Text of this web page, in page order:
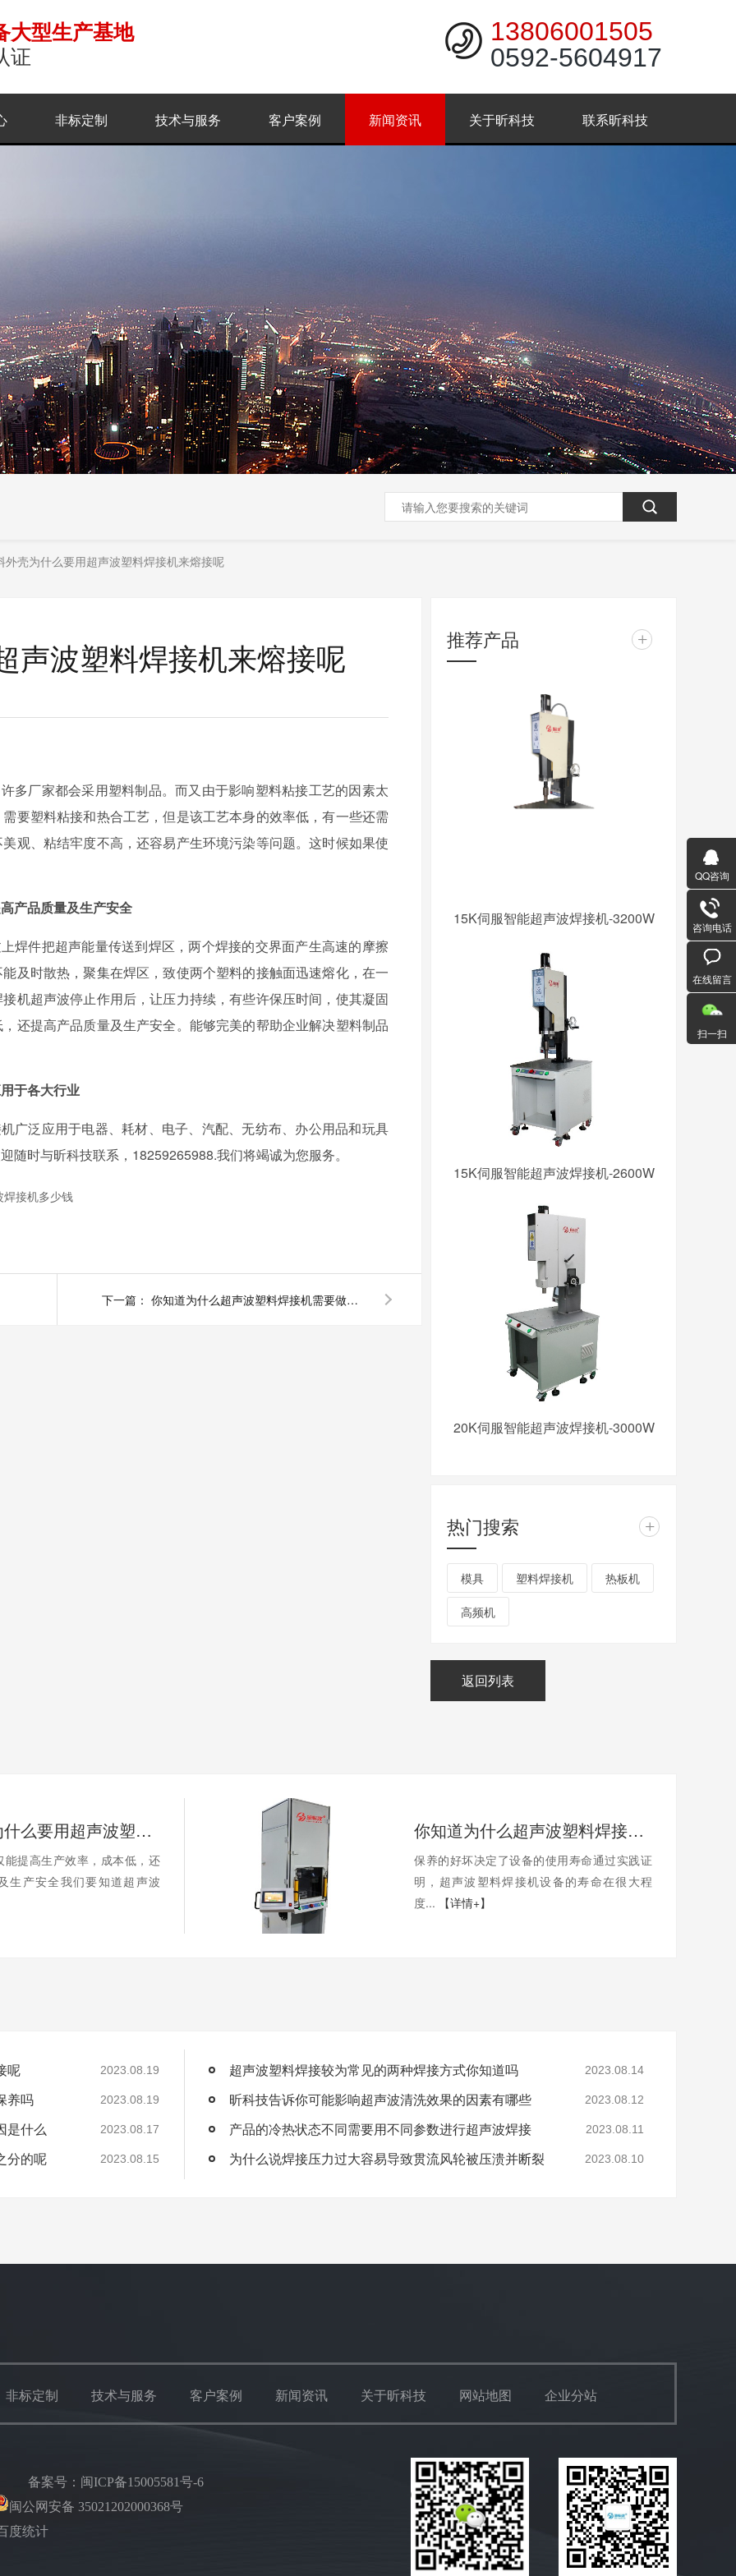
大型生产基地
证
13806001505
0592-5604917
非标定制 技术与服务 客户案例 新闻资讯 关于昕科技 联系昕科技
外壳为什么要用超声波塑料焊接机来熔接呢
声波塑料焊接机来熔接呢
多厂家都会采用塑料制品。而又由于影响塑料粘接工艺的因素太
要塑料粘接和热合工艺，但是该工艺本身的效率低，有一些还需
观、粘结牢度不高，还容易产生环境污染等问题。这时候如果使
产品质量及生产安全
焊件把超声能量传送到焊区，两个焊接的交界面产生高速的摩擦
及时散热，聚集在焊区，致使两个塑料的接触面迅速熔化，在一
机超声波停止作用后，让压力持续，有些许保压时间，使其凝固
还提高产品质量及生产安全。能够完美的帮助企业解决塑料制品
于各大行业
广泛应用于电器、耗材、电子、汽配、无纺布、办公用品和玩具
时与昕科技联系，18259265988.我们将竭诚为您服务。
焊接机多少钱
下一篇： 你知道为什么超声波塑料焊接机需要做日常保养吗
推荐产品 +
15K伺服智能超声波焊接机-3200W
15K伺服智能超声波焊接机-2600W
20K伺服智能超声波焊接机-3000W
热门搜索 +
模具 塑料焊接机 热板机
高频机
返回列表
塑料外壳为什么要用超声波塑料焊接机来熔接呢
能提高生产效率，成本低，还
生产安全我们要知道超声波
你知道为什么超声波塑料焊接机需要做日常保养吗
保养的好坏决定了设备的使用寿命通过实践证
明，超声波塑料焊接机设备的寿命在很大程
度...
【详情+】
呢 2023.08.19
养吗 2023.08.19
是什么 2023.08.17
分的呢 2023.08.15
超声波塑料焊接较为常见的两种焊接方式你知道吗 2023.08.14
昕科技告诉你可能影响超声波清洗效果的因素有哪些 2023.08.12
产品的冷热状态不同需要用不同参数进行超声波焊接 2023.08.11
为什么说焊接压力过大容易导致贯流风轮被压溃并断裂 2023.08.10
非标定制 技术与服务 客户案例 新闻资讯 关于昕科技 网站地图 企业分站
备案号： 闽ICP备15005581号-6
闽公网安备 35021202000368号
度统计
QQ咨询
咨询电话
在线留言
扫一扫